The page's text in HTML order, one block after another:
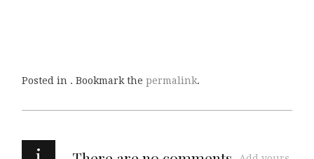
Posted in . Bookmark the permalink.